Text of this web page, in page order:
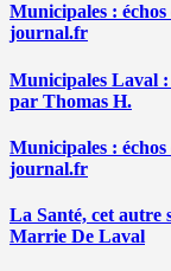
Municipales :
journal.fr
Municipales Laval
par Thomas H.
Municipales :
journal.fr
La Santé, cet autre
Marrie De Laval